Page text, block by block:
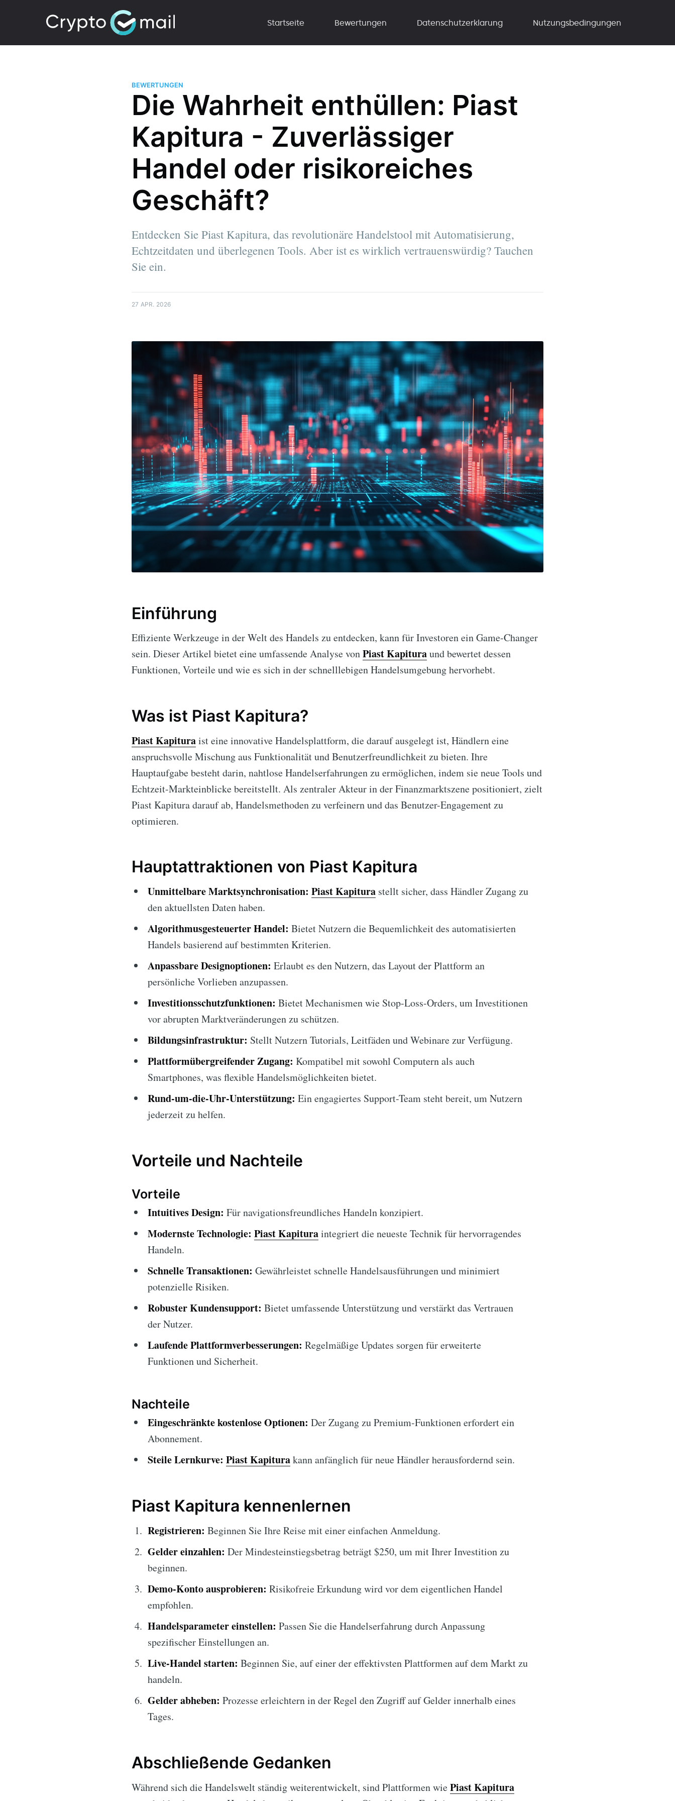
Startseite Bewertungen Datenschutzerklarung Nutzungsbedingungen
BEWERTUNGEN
Die Wahrheit enthüllen: Piast
Kapitura - Zuverlässiger
Handel oder risikoreiches
Geschäft?
Entdecken Sie Piast Kapitura, das revolutionäre Handelstool mit Automatisierung,
Echtzeitdaten und überlegenen Tools. Aber ist es wirklich vertrauenswürdig? Tauchen
Sie ein.
27 APR. 2026
Einführung
Effiziente Werkzeuge in der Welt des Handels zu entdecken, kann für Investoren ein Game-Changer
sein. Dieser Artikel bietet eine umfassende Analyse vonPiast Kapituraund bewertet dessen
Funktionen, Vorteile und wie es sich in der schnelllebigen Handelsumgebung hervorhebt.
Was ist Piast Kapitura?
Piast Kapituraist eine innovative Handelsplattform, die darauf ausgelegt ist, Händlern eine
anspruchsvolle Mischung aus Funktionalität und Benutzerfreundlichkeit zu bieten. Ihre
Hauptaufgabe besteht darin, nahtlose Handelserfahrungen zu ermöglichen, indem sie neue Tools und
Echtzeit-Markteinblicke bereitstellt. Als zentraler Akteur in der Finanzmarktszene positioniert, zielt
Piast Kapitura darauf ab, Handelsmethoden zu verfeinern und das Benutzer-Engagement zu
optimieren.
Hauptattraktionen von Piast Kapitura
Unmittelbare Marktsynchronisation: Piast Kapitura stellt sicher, dass Händler Zugang zu
den aktuellsten Daten haben.
Algorithmusgesteuerter Handel: Bietet Nutzern die Bequemlichkeit des automatisierten
Handels basierend auf bestimmten Kriterien.
Anpassbare Designoptionen: Erlaubt es den Nutzern, das Layout der Plattform an
persönliche Vorlieben anzupassen.
Investitionsschutzfunktionen: Bietet Mechanismen wie Stop-Loss-Orders, um Investitionen
vor abrupten Marktveränderungen zu schützen.
Bildungsinfrastruktur: Stellt Nutzern Tutorials, Leitfäden und Webinare zur Verfügung.
Plattformübergreifender Zugang: Kompatibel mit sowohl Computern als auch
Smartphones, was flexible Handelsmöglichkeiten bietet.
Rund-um-die-Uhr-Unterstützung: Ein engagiertes Support-Team steht bereit, um Nutzern
jederzeit zu helfen.
Vorteile und Nachteile
Vorteile
Intuitives Design: Für navigationsfreundliches Handeln konzipiert.
Modernste Technologie: Piast Kapituraintegriert die neueste Technik für hervorragendes
Handeln.
Schnelle Transaktionen: Gewährleistet schnelle Handelsausführungen und minimiert
potenzielle Risiken.
Robuster Kundensupport: Bietet umfassende Unterstützung und verstärkt das Vertrauen
der Nutzer.
Laufende Plattformverbesserungen: Regelmäßige Updates sorgen für erweiterte
Funktionen und Sicherheit.
Nachteile
Eingeschränkte kostenlose Optionen: Der Zugang zu Premium-Funktionen erfordert ein
Abonnement.
Steile Lernkurve: Piast Kapiturakann anfänglich für neue Händler herausfordernd sein.
Piast Kapitura kennenlernen
Registrieren: Beginnen Sie Ihre Reise mit einer einfachen Anmeldung.
Gelder einzahlen: Der Mindesteinstiegsbetrag beträgt $250, um mit Ihrer Investition zu
beginnen.
Demo-Konto ausprobieren: Risikofreie Erkundung wird vor dem eigentlichen Handel
empfohlen.
Handelsparameter einstellen: Passen Sie die Handelserfahrung durch Anpassung
spezifischer Einstellungen an.
Live-Handel starten: Beginnen Sie, auf einer der effektivsten Plattformen auf dem Markt zu
handeln.
Gelder abheben: Prozesse erleichtern in der Regel den Zugriff auf Gelder innerhalb eines
Tages.
Abschließende Gedanken
Während sich die Handelswelt ständig weiterentwickelt, sind Plattformen wiePiast Kapitura